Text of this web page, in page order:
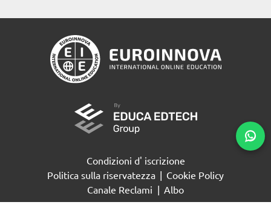
Richiedi informazioni
Condizioni d' iscrizione
Politica sulla riservatezza
Cookie Policy
Canale Reclami
Albo